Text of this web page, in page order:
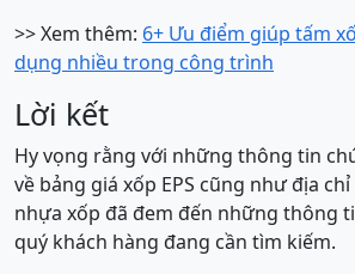
>> Xem thêm: 6+ Ưu điểm giúp tấm
dụng nhiều trong công trình
Lời kết
Hy vọng rằng với những thông tin
về bảng giá xốp EPS cũng như địa
nhựa xốp đã đem đến những thông
quý khách hàng đang cần tìm kiếm.